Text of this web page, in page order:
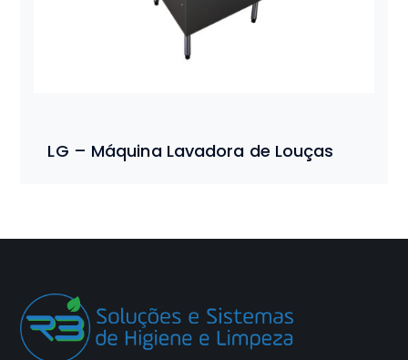
LG – Máquina Lavadora de Louças